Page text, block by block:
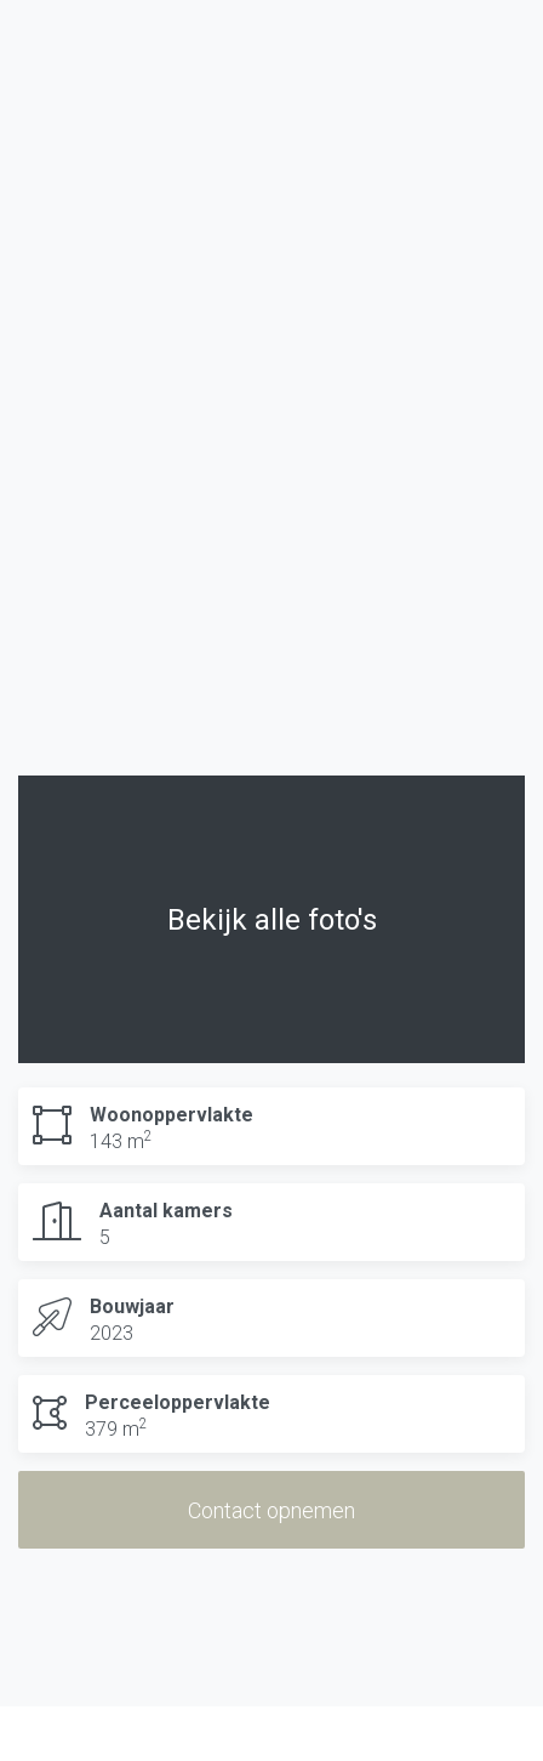
Bekijk alle foto's
Woonoppervlakte
143 m2
Aantal kamers
5
Bouwjaar
2023
Perceeloppervlakte
379 m2
Contact opnemen